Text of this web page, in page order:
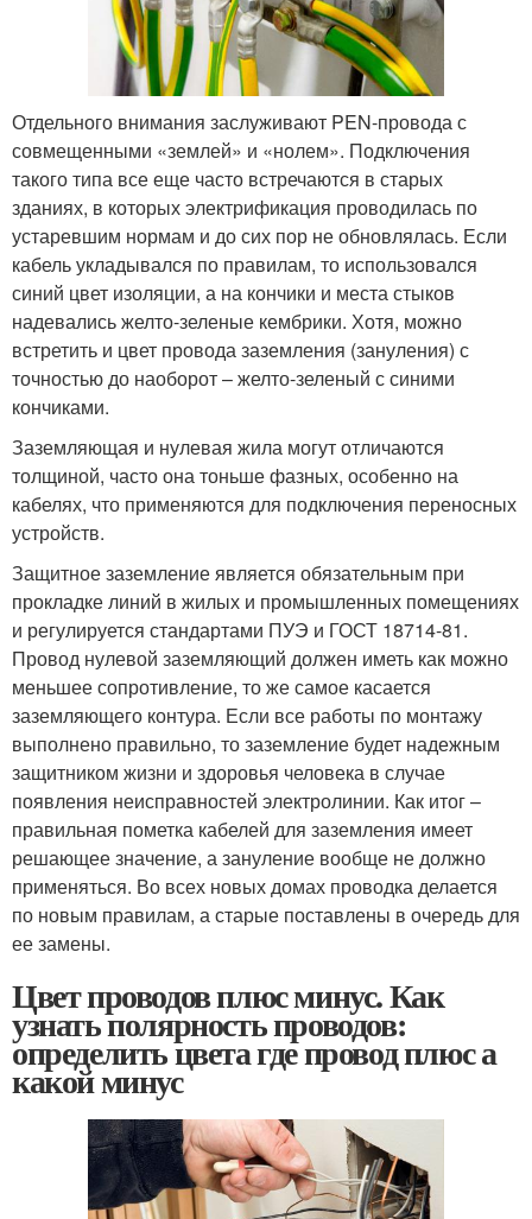
Отдельного внимания заслуживают PEN-провода с
совмещенными «землей» и «нолем». Подключения
такого типа все еще часто встречаются в старых
зданиях, в которых электрификация проводилась по
устаревшим нормам и до сих пор не обновлялась. Если
кабель укладывался по правилам, то использовался
синий цвет изоляции, а на кончики и места стыков
надевались желто-зеленые кембрики. Хотя, можно
встретить и цвет провода заземления (зануления) с
точностью до наоборот – желто-зеленый с синими
кончиками.
Заземляющая и нулевая жила могут отличаются
толщиной, часто она тоньше фазных, особенно на
кабелях, что применяются для подключения переносных
устройств.
Защитное заземление является обязательным при
прокладке линий в жилых и промышленных помещениях
и регулируется стандартами ПУЭ и ГОСТ 18714-81.
Провод нулевой заземляющий должен иметь как можно
меньшее сопротивление, то же самое касается
заземляющего контура. Если все работы по монтажу
выполнено правильно, то заземление будет надежным
защитником жизни и здоровья человека в случае
появления неисправностей электролинии. Как итог –
правильная пометка кабелей для заземления имеет
решающее значение, а зануление вообще не должно
применяться. Во всех новых домах проводка делается
по новым правилам, а старые поставлены в очередь для
ее замены.
Цвет проводов плюс минус. Как
узнать полярность проводов:
определить цвета где провод плюс а
какой минус